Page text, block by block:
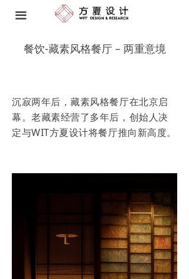
끀
首页 HOME
艺术顾问 ART CONSULTANT
奖项 AWARDS
联系方式 CONTACT
餐饮-藏素风格餐厅 – 两重意境
沉寂两年后，藏素风格餐厅在北京启
幕。老藏素经营了多年后，创始人决
定与WIT方夏设计将餐厅推向新高度。